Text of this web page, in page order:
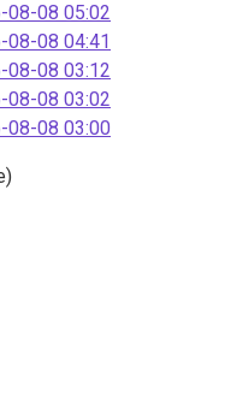
08 05:02
08 04:41
08 03:12
08 03:02
08 03:00